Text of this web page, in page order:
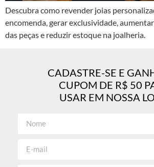
Descubra como revender joias
encomenda, gerar exclusividade,
das peças e reduzir estoque na joalheria.
CADASTRE-SE E
CUPOM DE R$ 50
USAR EM NOSSA